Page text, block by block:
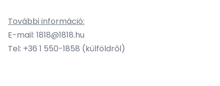
További információ:
E-mail: 1818@1818.hu
Tel: +36 1 550-1858 (külföldről)